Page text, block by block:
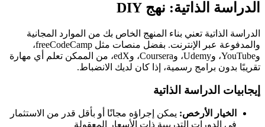
الدراسة الذاتية: نهج DIY
الدراسة الذاتية تعني بناء المنهج الخاص بك من الموارد المجانية
والمدفوعة عبر الإنترنت. بفضل منصات مثل freeCodeCamp،
وYouTube، وUdemy، وCoursera، وedX، من الممكن تعلم أي مهارة
تقريبًا بدون برامج رسمية، إذا كان لديك الانضباط.
إيجابيات الدراسة الذاتية
الخيار الأرخص: يمكن إجراؤه مجانًا أو بأقل قدر من الاستثمار
في الدورات التدريبية ذات الأسعار المعقولة